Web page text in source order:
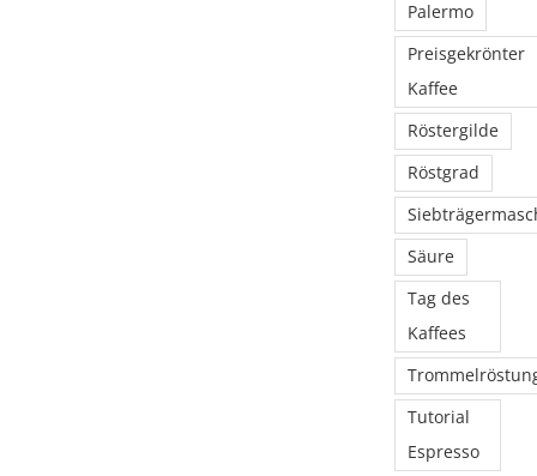
Palermo
Preisgekrönter
Kaffee
Röstergilde
Röstgrad
Säure
Tag des
Kaffees
Tutorial
Espresso